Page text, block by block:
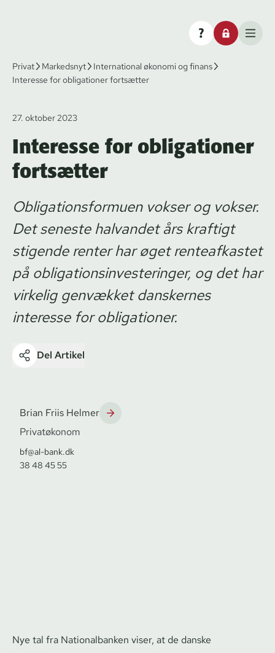
Privat Markedsnyt
International økonomi og finans
Interesse for obligationer fortsætter
27. oktober 2023
Interesse for obligationer
fortsætter
Obligationsformuen vokser og vokser.
Det seneste halvandet års kraftigt
stigende renter har øget renteafkastet
på obligationsinvesteringer, og det har
virkelig genvækket danskernes
interesse for obligationer.
Del Artikel
Brian Friis Helmer
Privatøkonom
bf@al-bank.dk
38 48 45 55
Nye tal fra Nationalbanken viser, at de danske